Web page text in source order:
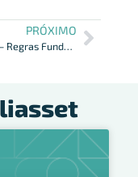
PRÓXIMO
ANBIMA – Regras Fundos Investimento Sustentável